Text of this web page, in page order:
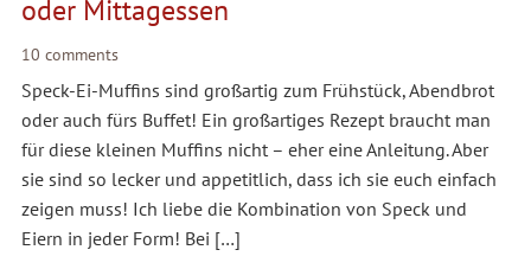
oder Mittagessen
10 comments
Speck-Ei-Muffins sind großartig zum Frühstück, Abendbrot
oder auch fürs Buffet! Ein großartiges Rezept braucht man
für diese kleinen Muffins nicht – eher eine Anleitung. Aber
sie sind so lecker und appetitlich, dass ich sie euch einfach
zeigen muss! Ich liebe die Kombination von Speck und
Eiern in jeder Form! Bei […]